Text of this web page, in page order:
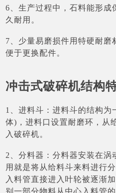
6、生产过程中，石料能形成
久耐用。
7、少量易磨损件用特硬耐磨
便于更换配件。
冲击式破碎机结构
1、进料斗：进料斗的结构为
体)，进料口设置耐磨环，从
入破碎机。
2、分料器：分料器安装在涡
用就是将从给料斗来料进行
入料管直接进入叶轮被逐渐
别一部分物料从中心入料管